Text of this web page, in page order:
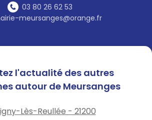
03 80 26 62 53
meursanges@orange.fr
l'actualité des autres
autour de Meursanges
Lès-Reullée - 21200